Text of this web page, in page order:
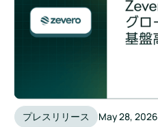
プレスリリース May 28, 2026